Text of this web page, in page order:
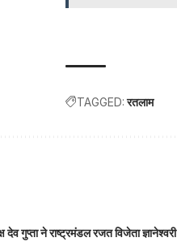
TAGGED: रतलाम
देव गुप्ता ने राष्ट्रमंडल रजत विजेता